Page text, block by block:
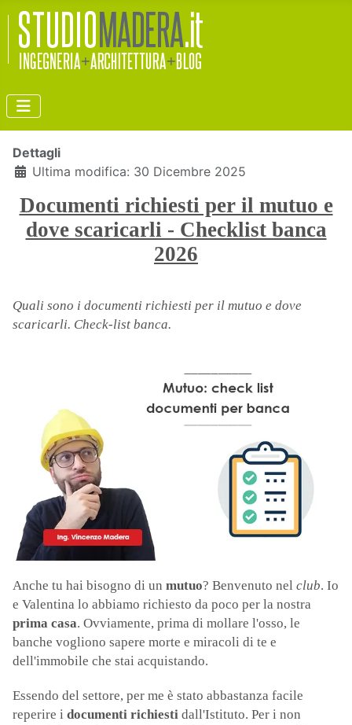
Dettagli
Ultima modifica: 30 Dicembre 2025
Documenti richiesti per il mutuo e
dove scaricarli - Checklist banca
2026
Quali sono i documenti richiesti per il mutuo e dove
scaricarli. Check-list banca.
Anche tu hai bisogno di un mutuo? Benvenuto nel club. Io
e Valentina lo abbiamo richiesto da poco per la nostra
prima casa. Ovviamente, prima di mollare l'osso, le
banche vogliono sapere morte e miracoli di te e
dell'immobile che stai acquistando.
Essendo del settore, per me è stato abbastanza facile
reperire i documenti richiesti dall'Istituto. Per i non